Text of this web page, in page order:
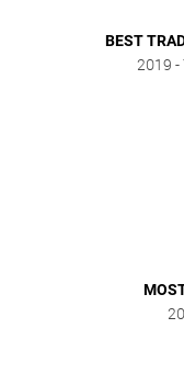
BEST
2019 -